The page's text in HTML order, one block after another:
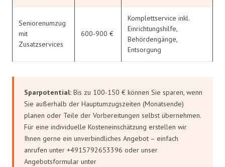
Seniorenumzug
mit
Zusatzservices
600-900 €
Komplettservice inkl.
Einrichtungshilfe,
Behördengänge,
Entsorgung
Sparpotential: Bis zu 100-150 € können Sie sparen, wenn
Sie außerhalb der Hauptumzugszeiten (Monatsende)
planen oder Teile der Vorbereitungen selbst übernehmen.
Für eine individuelle Kosteneinschätzung erstellen wir
Ihnen gerne ein unverbindliches Angebot – einfach
anrufen unter +4915792653396 oder unser
Angebotsformular unter